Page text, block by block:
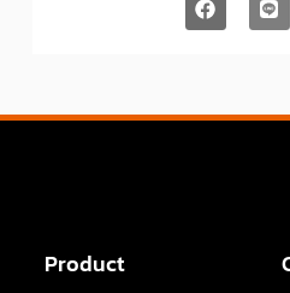
Product